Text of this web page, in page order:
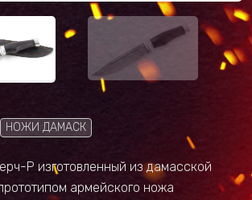
НОЖИ ДАМАСК
Р изготовленный из дамасской
армейского ножа